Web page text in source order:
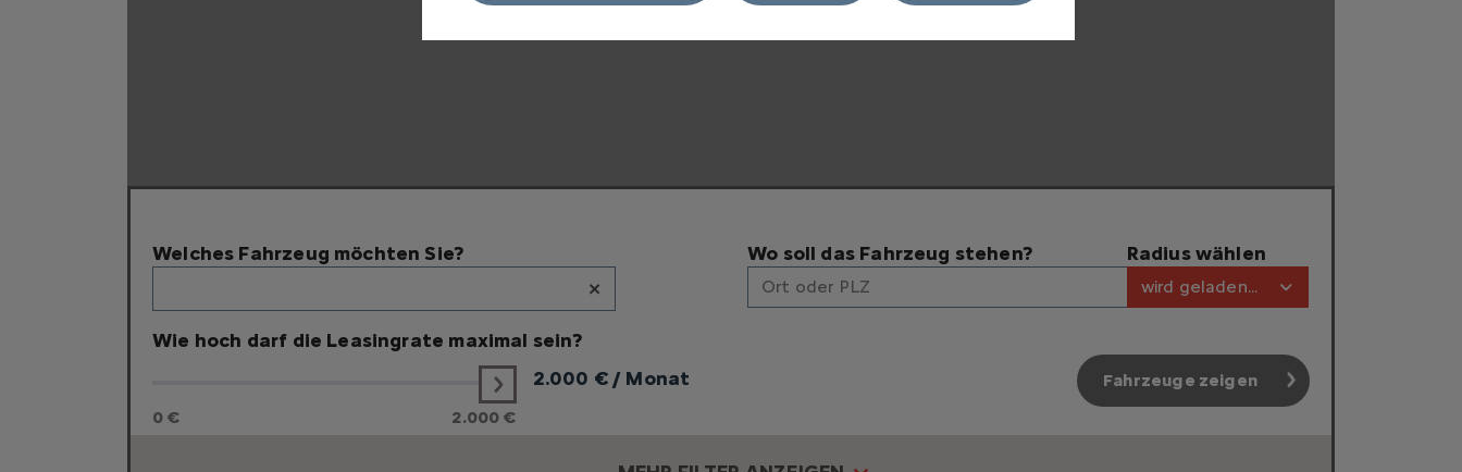
Welches Fahrzeug möchten Sie?
×
Wo soll das Fahrzeug stehen?
Ort oder PLZ
Radius wählen
wird geladen...
Wie hoch darf die Leasingrate maximal sein?
0 € 2.000 €
2.000 € / Monat Fahrzeuge zeigen